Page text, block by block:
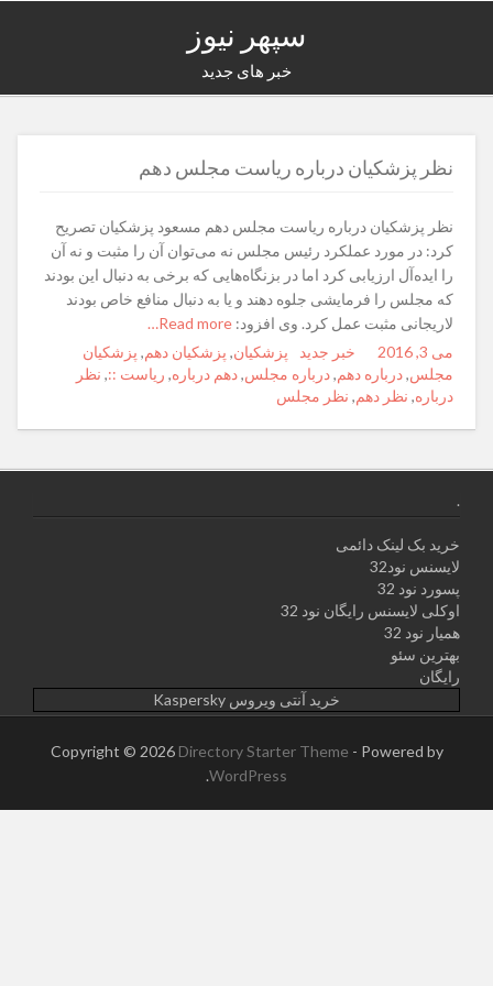
سپهر نیوز
خبر های جدید
نظر پزشکیان درباره ریاست مجلس دهم
نظر پزشکیان درباره ریاست مجلس دهم مسعود پزشکیان تصریح
کرد: در مورد عملکرد رئیس مجلس نه می‌توان آن را مثبت و نه آن
را ایده‌آل ارزیابی کرد اما در بزنگاه‌هایی که برخی‌ به دنبال این بودند
که مجلس را فرمایشی جلوه دهند و یا به دنبال منافع خاص بودند
لاریجانی مثبت عمل کرد. وی افزود:
Posted
on
می 3, 2016 Author
Categories
خبر جدید Tags
پزشکیان, پزشکیان دهم, پزشکیان
مجلس,درباره دهم,درباره مجلس,دهم درباره, ریاست ::, نظر
درباره, نظر دهم, نظر مجلس
.
خرید بک لینک دائمی
لایسنس نود32
پسورد نود 32
اوکلی لایسنس رایگان نود 32
همیار نود 32
بهترین سئو
رایگان
خرید آنتی ویروس Kaspersky
Copyright © 2026 Directory Starter Theme - Powered by
WordPress
.